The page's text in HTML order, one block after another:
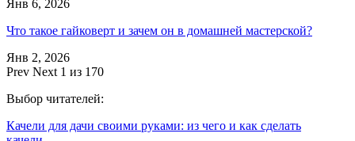
Янв 6, 2026
Что такое гайковерт и зачем он в домашней мастерской?
Янв 2, 2026
Prev Next 1 из 170
Выбор читателей:
Качели для дачи своими руками: из чего и как сделать